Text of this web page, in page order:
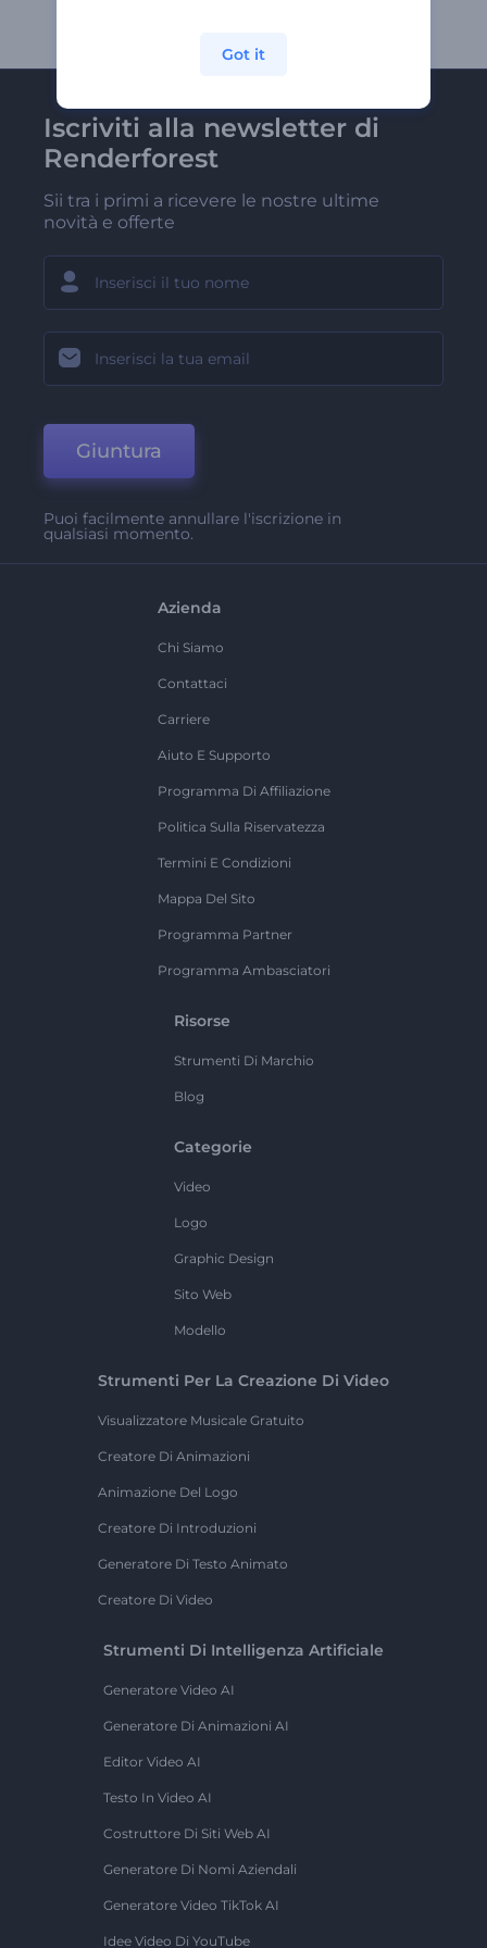
Iscriviti alla newsletter di
Renderforest
Sii tra i primi a ricevere le nostre ultime
novità e offerte
Giuntura
Puoi facilmente annullare l'iscrizione in
qualsiasi momento.
Azienda
Chi Siamo
Contattaci
Carriere
Aiuto E Supporto
Programma Di Affiliazione
Politica Sulla Riservatezza
Termini E Condizioni
Mappa Del Sito
Programma Partner
Programma Ambasciatori
Risorse
Strumenti Di Marchio
Blog
Categorie
Video
Logo
Graphic Design
Sito Web
Modello
Strumenti Per La Creazione Di Video
Visualizzatore Musicale Gratuito
Creatore Di Animazioni
Animazione Del Logo
Creatore Di Introduzioni
Generatore Di Testo Animato
Creatore Di Video
Strumenti Di Intelligenza Artificiale
Generatore Video AI
Generatore Di Animazioni AI
Editor Video AI
Testo In Video AI
Costruttore Di Siti Web AI
Generatore Di Nomi Aziendali
Generatore Video TikTok AI
Idee Video Di YouTube
Got it